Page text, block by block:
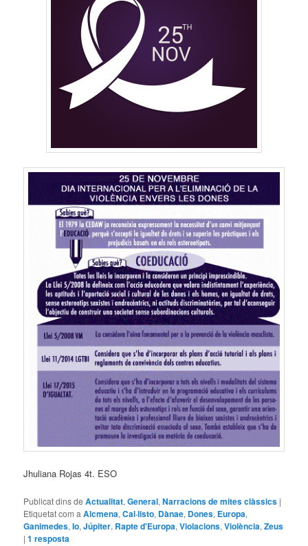
Jhuliana Rojas 4t. ESO
Publicat dins de Actualitat,General,Narracions de mites clàssics |
Etiquetat com aAlcmena,Cal·listo, Dànae, Dones, Europa,
Ganimedes,Io,Júpiter, Rapte d'Europa,Violacions,Violència,Zeus
|1 resposta